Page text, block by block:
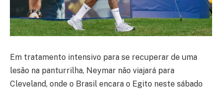
Em tratamento intensivo para se recuperar de uma
lesão na panturrilha, Neymar não viajará para
Cleveland, onde o Brasil encara o Egito neste sábado